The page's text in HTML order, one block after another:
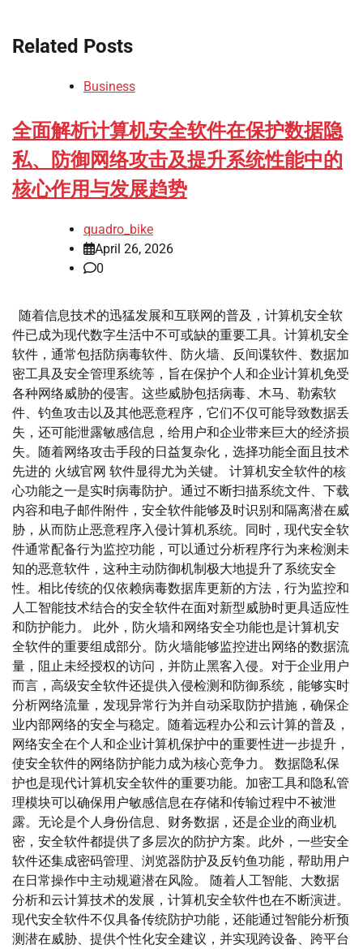
Related Posts
Business
全面解析计算机安全软件在保护数据隐
私、防御网络攻击及提升系统性能中的
核心作用与发展趋势
quadro_bike
April 26, 2026
0
随着信息技术的迅猛发展和互联网的普及，计算机安全软
件已成为现代数字生活中不可或缺的重要工具。计算机安全
软件，通常包括防病毒软件、防火墙、反间谍软件、数据加
密工具及安全管理系统等，旨在保护个人和企业计算机免受
各种网络威胁的侵害。这些威胁包括病毒、木马、勒索软
件、钓鱼攻击以及其他恶意程序，它们不仅可能导致数据丢
失，还可能泄露敏感信息，给用户和企业带来巨大的经济损
失。随着网络攻击手段的日益复杂化，选择功能全面且技术
先进的 火绒官网 软件显得尤为关键。 计算机安全软件的核
心功能之一是实时病毒防护。通过不断扫描系统文件、下载
内容和电子邮件附件，安全软件能够及时识别和隔离潜在威
胁，从而防止恶意程序入侵计算机系统。同时，现代安全软
件通常配备行为监控功能，可以通过分析程序行为来检测未
知的恶意软件，这种主动防御机制极大地提升了系统安全
性。相比传统的仅依赖病毒数据库更新的方法，行为监控和
人工智能技术结合的安全软件在面对新型威胁时更具适应性
和防护能力。 此外，防火墙和网络安全功能也是计算机安
全软件的重要组成部分。防火墙能够监控进出网络的数据流
量，阻止未经授权的访问，并防止黑客入侵。对于企业用户
而言，高级安全软件还提供入侵检测和防御系统，能够实时
分析网络流量，发现异常行为并自动采取防护措施，确保企
业内部网络的安全与稳定。随着远程办公和云计算的普及，
网络安全在个人和企业计算机保护中的重要性进一步提升，
使安全软件的网络防护能力成为核心竞争力。 数据隐私保
护也是现代计算机安全软件的重要功能。加密工具和隐私管
理模块可以确保用户敏感信息在存储和传输过程中不被泄
露。无论是个人身份信息、财务数据，还是企业的商业机
密，安全软件都提供了多层次的防护方案。此外，一些安全
软件还集成密码管理、浏览器防护及反钓鱼功能，帮助用户
在日常操作中主动规避潜在风险。 随着人工智能、大数据
分析和云计算技术的发展，计算机安全软件也在不断演进。
现代安全软件不仅具备传统防护功能，还能通过智能分析预
测潜在威胁、提供个性化安全建议，并实现跨设备、跨平台